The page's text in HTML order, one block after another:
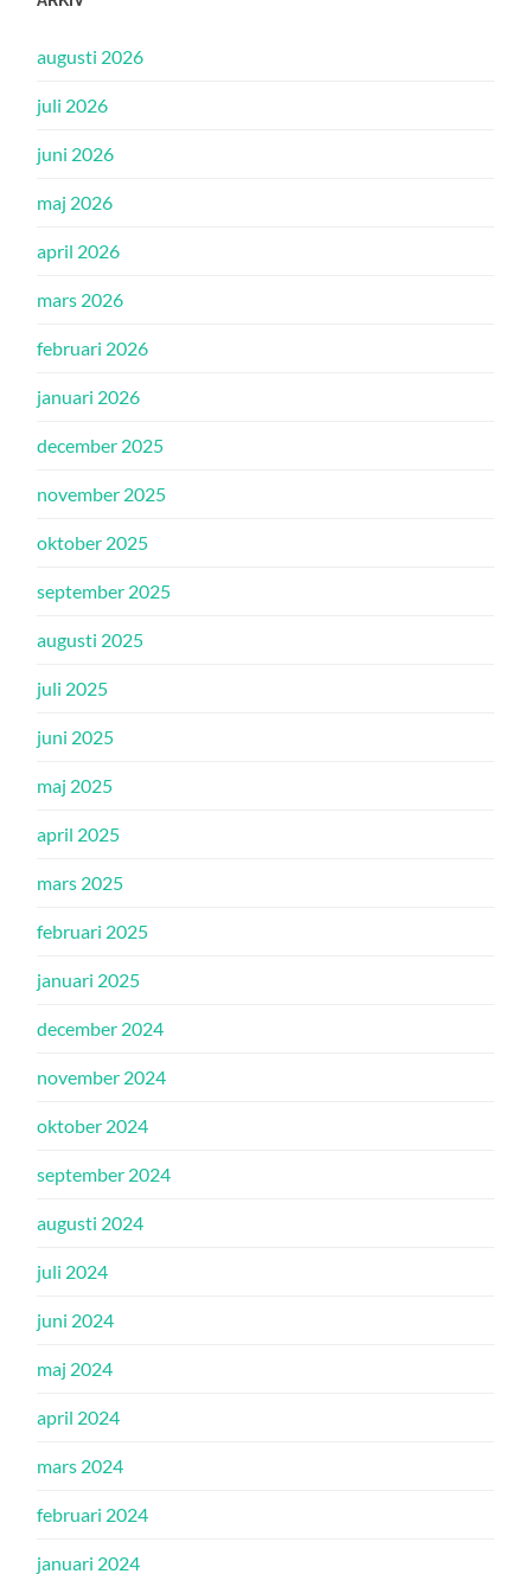
augusti 2026
juli 2026
juni 2026
maj 2026
april 2026
mars 2026
februari 2026
januari 2026
december 2025
november 2025
oktober 2025
september 2025
augusti 2025
juli 2025
juni 2025
maj 2025
april 2025
mars 2025
februari 2025
januari 2025
december 2024
november 2024
oktober 2024
september 2024
augusti 2024
juli 2024
juni 2024
maj 2024
april 2024
mars 2024
februari 2024
januari 2024